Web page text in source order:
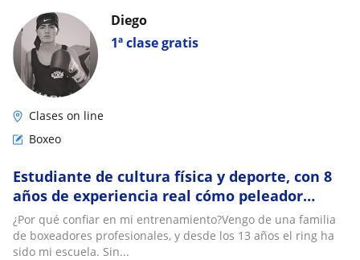
1ª clase gratis
Diego
Clases on line
Boxeo
Estudiante de cultura física y deporte, con 8
años de experiencia real cómo peleador
amateur, y 5 años como entrenador.??
¿Por qué confiar en mi entrenamiento?Vengo de una familia
de boxeadores profesionales, y desde los 13 años el ring ha
sido mi escuela. Sin...